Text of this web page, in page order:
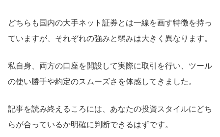
どちらも国内の大手ネット証券とは一線を画す特徴を持っ
ていますが、それぞれの強みと弱みは大きく異なります。
私自身、両方の口座を開設して実際に取引を行い、ツール
の使い勝手や約定のスムーズさを体感してきました。
記事を読み終えるころには、あなたの投資スタイルにどち
らが合っているか明確に判断できるはずです。